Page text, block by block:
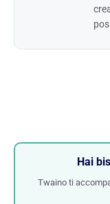
Hai
Twaino ti